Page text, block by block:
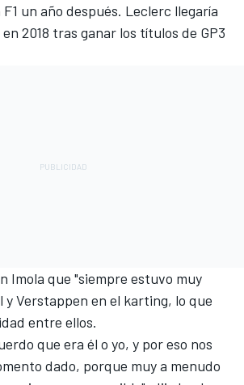
un año después. Leclerc llegaría
2018 tras ganar los títulos de GP3
Imola que "siempre estuvo muy
Verstappen en el karting, lo que
entre ellos.
que era él o yo, y por eso nos
dado, porque muy a menudo